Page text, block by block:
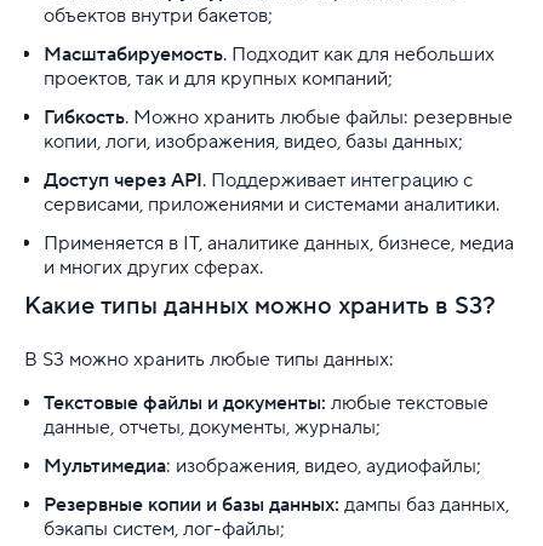
Тестовый период на облачных сервисах
Serverless (бета)
Партнерская программа
Конструктор сайта
SSL
Реклама и продвижение
Для разработки
Выделенные серверы
Правила оказания услуг и ограничения
объектов внутри бакетов;
Масштабируемость. Подходит как для небольших
проектов, так и для крупных компаний;
Гибкость. Можно хранить любые файлы: резервные
копии, логи, изображения, видео, базы данных;
Доступ через API. Поддерживает интеграцию с
сервисами, приложениями и системами аналитики.
Применяется в IT, аналитике данных, бизнесе, медиа
и многих других сферах.
Какие типы данных можно хранить в S3?
В S3 можно хранить любые типы данных:
Текстовые файлы и документы: любые текстовые
данные, отчеты, документы, журналы;
Мультимедиа: изображения, видео, аудиофайлы;
Резервные копии и базы данных: дампы баз данных,
бэкапы систем, лог-файлы;